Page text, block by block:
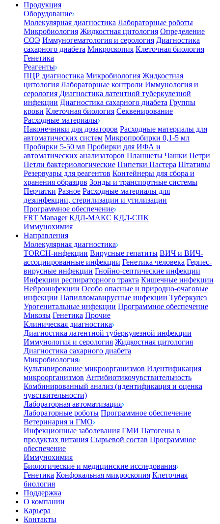
Продукция
Оборудование
Молекулярная диагностика Лабораторные роботы
Микробиология Жидкостная цитология Определение
СОЭ Иммуногематология и серология Диагностика
сахарного диабета Микроскопия Клеточная биология
Генетика
Реагенты
ПЦР диагностика Микробиология Жидкостная
цитология Лабораторные контроли Иммунология и
серология Диагностика латентной туберкулезной
инфекции Диагностика сахарного диабета Группы
крови Клеточная биология Секвенирование
Расходные материалы
Наконечники для дозаторов Расходные материалы для
автоматических систем Микропробирки 0,1-5 мл
Пробирки 5-50 мл Пробирки для ИФА и
автоматических анализаторов Планшеты Чашки Петри
Петли бактериологические Пипетки Пастера Штативы
Резервуары для реагентов Контейнеры для сбора и
хранения образцов Зонды и транспортные системы
Перчатки Разное Расходные материалы для
дезинфекции, стерилизации и утилизации
Программное обеспечение
FRT Manager КДЛ-МАКС КДЛ-СПК
Иммунохимия
Направления
Молекулярная диагностика
TORCH-инфекции Вирусные гепатиты ВИЧ и ВИЧ-
ассоциированные инфекции Генетика человека Герпес-
вирусные инфекции Гнойно-септические инфекции
Инфекции респираторного тракта Кишечные инфекции
Нейроинфекции Особо опасные и природно-очаговые
инфекции Папилломавирусные инфекции Туберкулез
Урогенитальные инфекции Программное обеспечение
Микозы Генетика Прочие
Клиническая диагностика
Диагностика латентной туберкулезной инфекции
Иммунология и серология Жидкостная цитология
Диагностика сахарного диабета
Микробиология
Культивирование микроорганизмов Идентификация
микроорганизмов Антибиотикочувствительность
Комбинированный анализ (идентификация и оценка
чувствительности)
Лабораторная автоматизация
Лабораторные роботы Программное обеспечение
Ветеринария и ГМО
Инфекционные заболевания ГМИ Патогены в
продуктах питания Сырьевой состав Программное
обеспечение
Иммунохимия
Биологические и медицинские исследования
Генетика Конфокальная микроскопия Клеточная
биология
Поддержка
О компании
Карьера
Контакты